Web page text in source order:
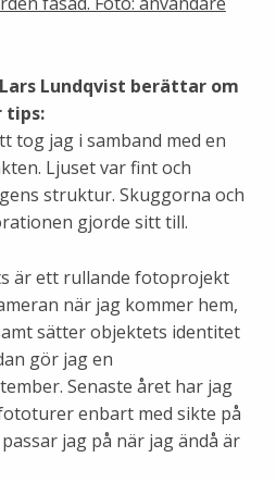
Lundqvist berättar om
tips:
tog jag i samband med en
Ljuset var fint och
struktur. Skuggorna och
gjorde sitt till.
är ett rullande fotoprojekt
när jag kommer hem,
sätter objektets identitet
gör jag en
Senaste året har jag
enbart med sikte på
jag på när jag ändå är